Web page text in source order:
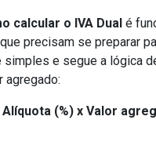
calcular o IVA Dual é
precisam se preparar
simples e segue a lógica
agregado:
Alíquota (%) x Valor